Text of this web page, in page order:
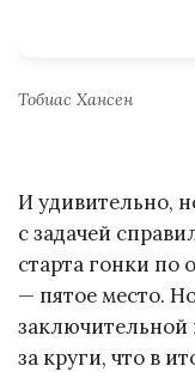
Тобиас Хансен
И удивительно,
с задачей
старта гонки по
— пятое место.
заключительной
за круги, что в